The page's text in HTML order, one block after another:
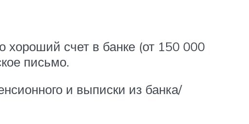
хороший счет в банке (от 150 000
письмо.
и выписки из банка/